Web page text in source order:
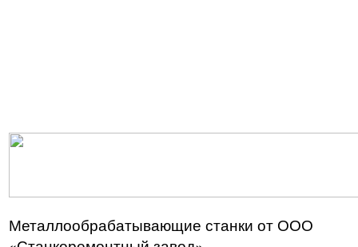
Металлообрабатывающие станки от ООО